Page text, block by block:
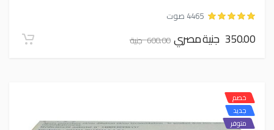
4465 صوت
350.00 جنية مصري 600.00 جنية
خصم
جديد
متوفر